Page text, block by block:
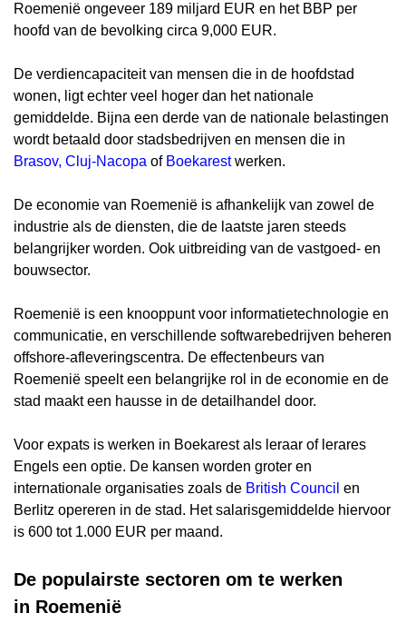
Roemenië ongeveer 189 miljard EUR en het BBP per
hoofd van de bevolking circa 9,000 EUR.
De verdiencapaciteit van mensen die in de hoofdstad
wonen, ligt echter veel hoger dan het nationale
gemiddelde. Bijna een derde van de nationale belastingen
wordt betaald door stadsbedrijven en mensen die in
Brasov, Cluj-Nacopa of Boekarestwerken.
De economie van Roemenië is afhankelijk van zowel de
industrie als de diensten, die de laatste jaren steeds
belangrijker worden. Ook uitbreiding van de vastgoed- en
bouwsector.
Roemenië is een knooppunt voor informatietechnologie en
communicatie, en verschillende softwarebedrijven beheren
offshore-afleveringscentra. De effectenbeurs van
Roemenië speelt een belangrijke rol in de economie en de
stad maakt een hausse in de detailhandel door.
Voor expats is werken in Boekarest als leraar of lerares
Engels een optie. De kansen worden groter en
internationale organisaties zoals de British Council en
Berlitz opereren in de stad. Het salarisgemiddelde hiervoor
is 600 tot 1.000 EUR per maand.
De populairste sectoren om te werken
in Roemenië